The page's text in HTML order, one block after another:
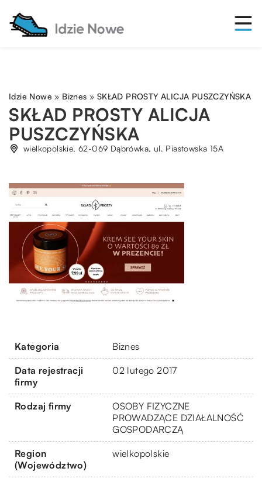
Idzie Nowe » Biznes » SKŁAD PROSTY ALICJA PUSZCZYŃSKA
SKŁAD PROSTY ALICJA
PUSZCZYŃSKA
wielkopolskie, 62-069 Dąbrówka, ul. Piastowska 15A
Kategoria Biznes
Data rejestracji
firmy
02 lutego 2017
Rodzaj firmy
OSOBY FIZYCZNE
PROWADZĄCE DZIAŁALNOŚĆ
GOSPODARCZĄ
Region
(Województwo)
wielkopolskie